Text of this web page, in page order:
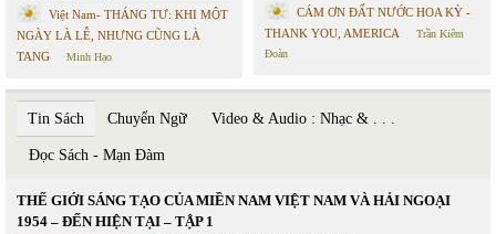
Việt Nam- THÁNG TƯ: KHI MỘT
NGÀY LÀ LỄ, NHƯNG CŨNG LÀ
TANG
Minh Hạo
CÁM ƠN ĐẤT NƯỚC HOA KỲ -
THANK YOU, AMERICA
Trần Kiêm
Đoàn
Tin Sách Chuyển Ngữ Video & Audio : Nhạc & . . .
Đọc Sách - Mạn Đàm
THẾ GIỚI SÁNG TẠO CỦA MIỀN NAM VIỆT NAM VÀ HẢI NGOẠI
1954 – ĐẾN HIỆN TẠI – TẬP 1